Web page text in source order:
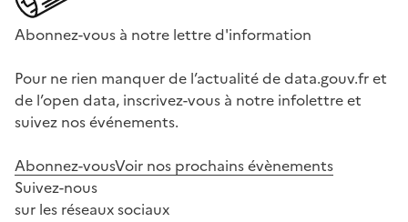
Abonnez-vous à notre lettre d'information
Pour ne rien manquer de l’actualité de data.gouv.fr et
de l’open data, inscrivez-vous à notre infolettre et
suivez nos événements.
Abonnez-vousVoir nos prochains évènements
Suivez-nous
sur les réseaux sociaux